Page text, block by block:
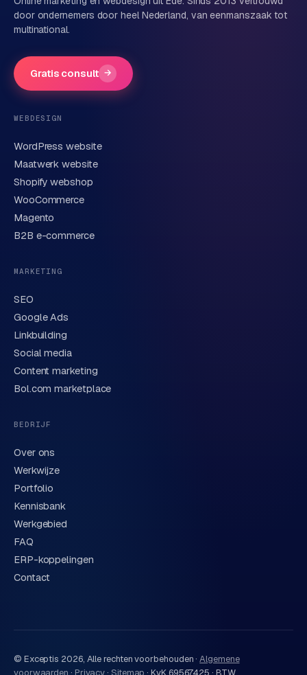
Bedrijfsnaam
Telefoonnummer(optioneel)
Korte omschrijving van je vraag of project
Verstuur aanvraag
We behandelen je gegevens zorgvuldig conform onze
privacyverklaring. Of bel direct
door ondernemers door heel Nederland, van eenmanszaak tot
multinational.
Gratis consult →
WEBDESIGN
WordPress website
Maatwerk website
Shopify webshop
WooCommerce
Magento
B2B e-commerce
MARKETING
SEO
Google Ads
Linkbuilding
Social media
Content marketing
Bol.com marketplace
BEDRIJF
Over ons
Werkwijze
Portfolio
Kennisbank
Werkgebied
FAQ
ERP-koppelingen
Contact
© Exceptis 2026, Alle rechten voorbehouden · Algemene
voorwaarden · Privacy· Sitemap ·KvK 69567425 · BTW